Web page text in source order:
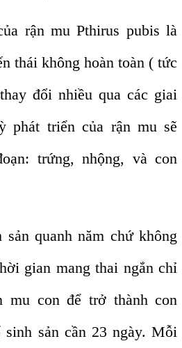
rận mu Pthirus pubis là
thái không hoàn toàn ( tức
đổi nhiều qua các giai
phát triển của rận mu sẽ
trứng, nhộng, và con
quanh năm chứ không
gian mang thai ngắn chỉ
mu con để trở thành con
sản cần 23 ngày. Mỗi